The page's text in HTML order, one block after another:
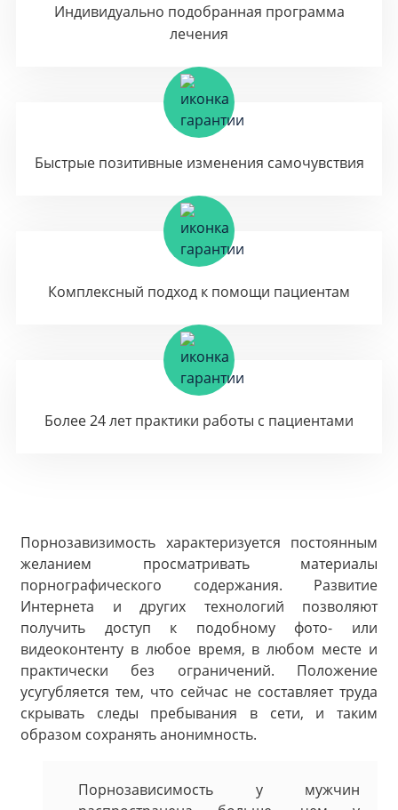
Индивидуально подобранная программа
лечения
Быстрые позитивные изменения самочувствия
Комплексный подход к помощи пациентам
Более 24 лет практики работы с пациентами
Порнозавизимость характеризуется постоянным
желанием просматривать материалы
порнографического содержания. Развитие
Интернета и других технологий позволяют
получить доступ к подобному фото- или
видеоконтенту в любое время, в любом месте и
практически без ограничений. Положение
усугубляется тем, что сейчас не составляет труда
скрывать следы пребывания в сети, и таким
образом сохранять анонимность.
Порнозависимость у мужчин